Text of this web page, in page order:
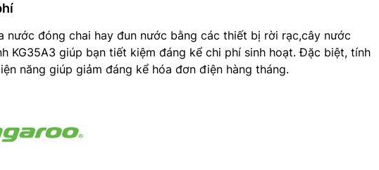
nước đóng chai hay đun nước bằng các thiết bị rời rạc,cây nước
KG35A3 giúp bạn tiết kiệm đáng kể chi phí sinh hoạt. Đặc biệt, tính
năng giúp giảm đáng kể hóa đơn điện hàng tháng.